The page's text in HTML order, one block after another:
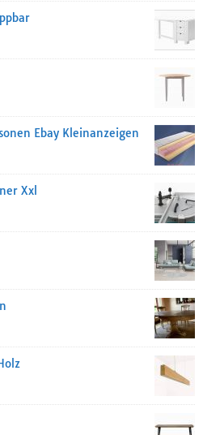
Ebay Kleinanzeigen
Xxl